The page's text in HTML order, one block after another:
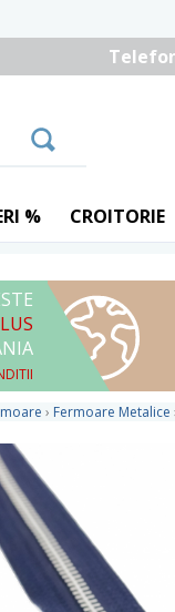
% CROITORIE
› Fermoare Metalice